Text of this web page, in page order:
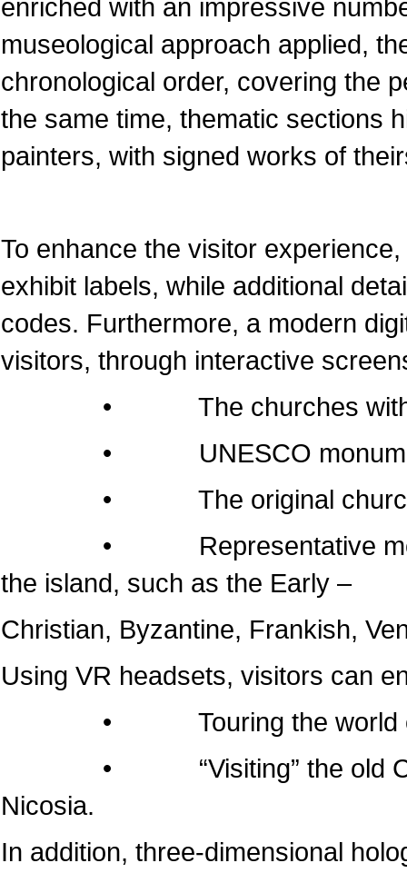
enriched with an impressive
museological approach applied,
chronological order, covering the
the same time, thematic sections
painters, with signed works of
To enhance the visitor
exhibit labels, while additional
codes. Furthermore, a modern
visitors, through interactive
• The churches within
• UNESCO
• The original churches
• Representative
the island, such as the Early –
Christian, Byzantine, Frankish,
Using VR headsets, visitors can
• Touring the world of
• “Visiting” the old
Nicosia.
In addition, three-dimensional